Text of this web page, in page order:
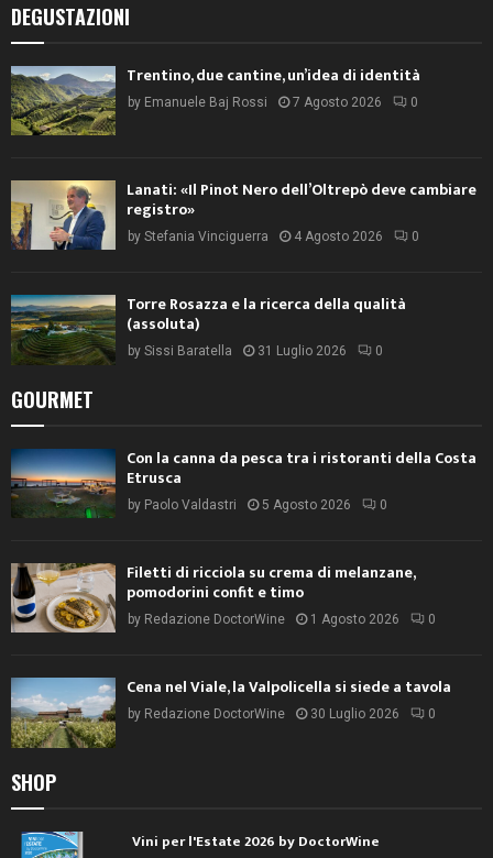
DEGUSTAZIONI
Trentino, due cantine, un’idea di identità
by Emanuele Baj Rossi 7 Agosto 2026 0
Lanati: «Il Pinot Nero dell’Oltrepò deve cambiare
registro»
by Stefania Vinciguerra 4 Agosto 2026 0
Torre Rosazza e la ricerca della qualità
(assoluta)
by Sissi Baratella 31 Luglio 2026 0
GOURMET
Con la canna da pesca tra i ristoranti della Costa
Etrusca
by Paolo Valdastri 5 Agosto 2026 0
Filetti di ricciola su crema di melanzane,
pomodorini confit e timo
by Redazione DoctorWine 1 Agosto 2026 0
Cena nel Viale, la Valpolicella si siede a tavola
by Redazione DoctorWine 30 Luglio 2026 0
SHOP
Vini per l'Estate 2026 by DoctorWine